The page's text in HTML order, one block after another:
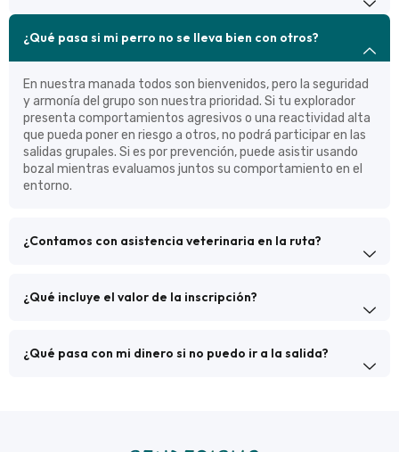
¿Qué pasa si mi perro no se lleva bien con otros?
En nuestra manada todos son bienvenidos, pero la seguridad
y armonía del grupo son nuestra prioridad. Si tu explorador
presenta comportamientos agresivos o una reactividad alta
que pueda poner en riesgo a otros, no podrá participar en las
salidas grupales. Si es por prevención, puede asistir usando
bozal mientras evaluamos juntos su comportamiento en el
entorno.
¿Contamos con asistencia veterinaria en la ruta?
¿Qué incluye el valor de la inscripción?
¿Qué pasa con mi dinero si no puedo ir a la salida?